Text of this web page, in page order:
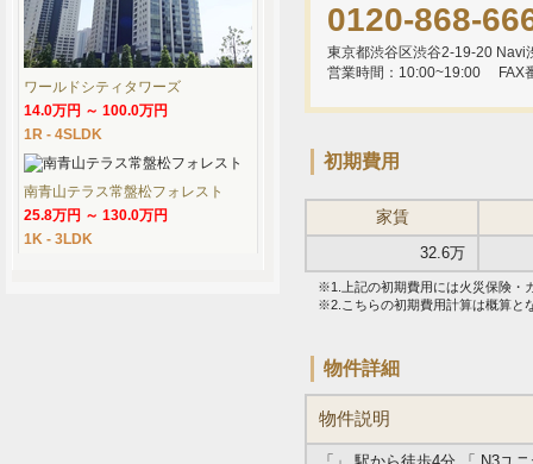
0120-868-
東京都渋谷区渋谷2-19-20 Navi
営業時間：10:00~19:00
FAX
初期費用
家賃
32.6万
※1.上記の初期費用には火災保険・
※2.こちらの初期費用計算は概算と
物件詳細
物件説明
ワールドシティタワーズ
14.0万円 ～ 100.0万円
1R - 4SLDK
南青山テラス常盤松フォレスト
25.8万円 ～ 130.0万円
1K - 3LDK